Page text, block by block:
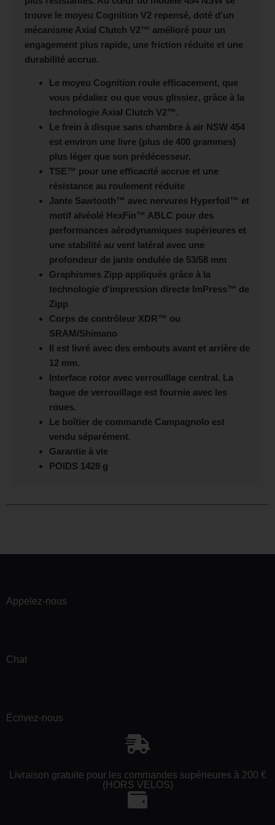
trouve le moyeu Cognition V2 repensé, doté d'un
mécanisme Axial Clutch V2™ amélioré pour un
engagement plus rapide, une friction réduite et une
durabilité accrue.
Le moyeu Cognition roule efficacement, que
vous pédaliez ou que vous glissiez, grâce à la
technologie Axial Clutch V2™.
Le frein à disque sans chambre à air NSW 454
est environ une livre (plus de 400 grammes)
plus léger que son prédécesseur.
TSE™ pour une efficacité accrue et une
résistance au roulement réduite
Jante Sawtooth™ avec nervures Hyperfoil™ et
motif alvéolé HexFin™ ABLC pour des
performances aérodynamiques supérieures et
une stabilité au vent latéral avec une
profondeur de jante ondulée de 53/58 mm
Graphismes Zipp appliqués grâce à la
technologie d'impression directe ImPress™ de
Zipp
Corps de contrôleur XDR™ ou
SRAM/Shimano
Il est livré avec des embouts avant et arrière de
12 mm.
Interface rotor avec verrouillage central. La
bague de verrouillage est fournie avec les
roues.
Le boîtier de commande Campagnolo est
vendu séparément.
Garantie à vie
POIDS 1428 g
Appelez-nous
Chat
Écrivez-nous
Livraison gratuite pour les commandes supérieures à 200 €
(HORS VELOS)